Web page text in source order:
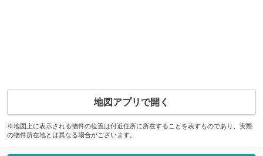
地図アプリで開く
※地図上に表示される物件の位置は付近住所に所在することを表すものであり、実際
の物件所在地とは異なる場合がございます。